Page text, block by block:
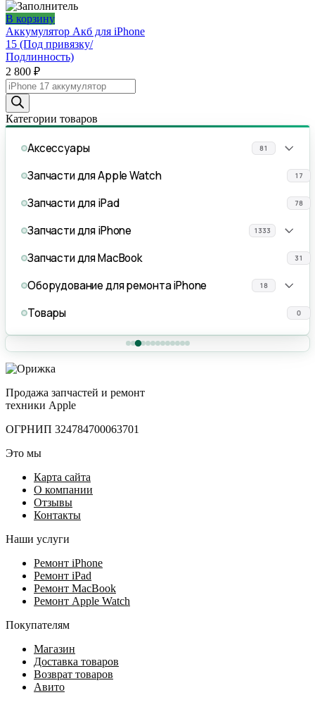
В корзину
Аккумулятор Акб для iPhone
15 (Под привязку/
Подлинность)
2 800 ₽
Поиск
товаров
Категории товаров
Аксессуары 81
Запчасти для Apple Watch 17
Запчасти для iPad 78
Запчасти для iPhone 1333
Запчасти для MacBook 31
Оборудование для ремонта iPhone 18
Товары 0
Продажа запчастей и ремонт
техники Apple
ОГРНИП 324784700063701
Это мы
Карта сайта
О компании
Отзывы
Контакты
Наши услуги
Ремонт iPhone
Ремонт iPad
Ремонт MacBook
Ремонт Apple Watch
Покупателям
Магазин
Доставка товаров
Возврат товаров
Авито